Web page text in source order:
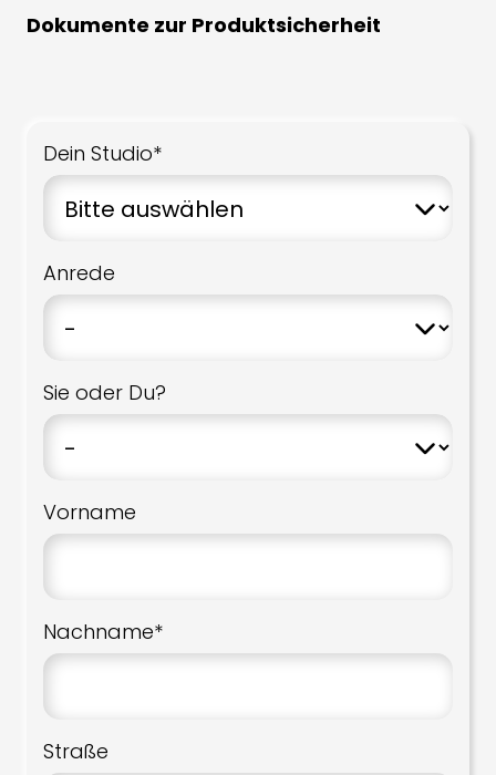
Dokumente zur Produktsicherheit
Dein Studio*
Anrede
Sie oder Du?
Vorname
Nachname*
Straße